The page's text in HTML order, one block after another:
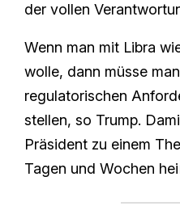
der vollen
Wenn man mit Libra
wolle, dann müsse
regulatorischen
stellen, so Trump.
Präsident zu einem
Tagen und Wochen